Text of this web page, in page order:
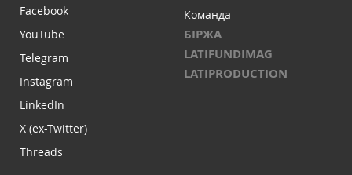
Facebook
YouTube
Telegram
Instagram
LinkedIn
X (ex-Twitter)
Threads
Команда
БІРЖА
LATIFUNDIMAG
LATIPRODUCTION